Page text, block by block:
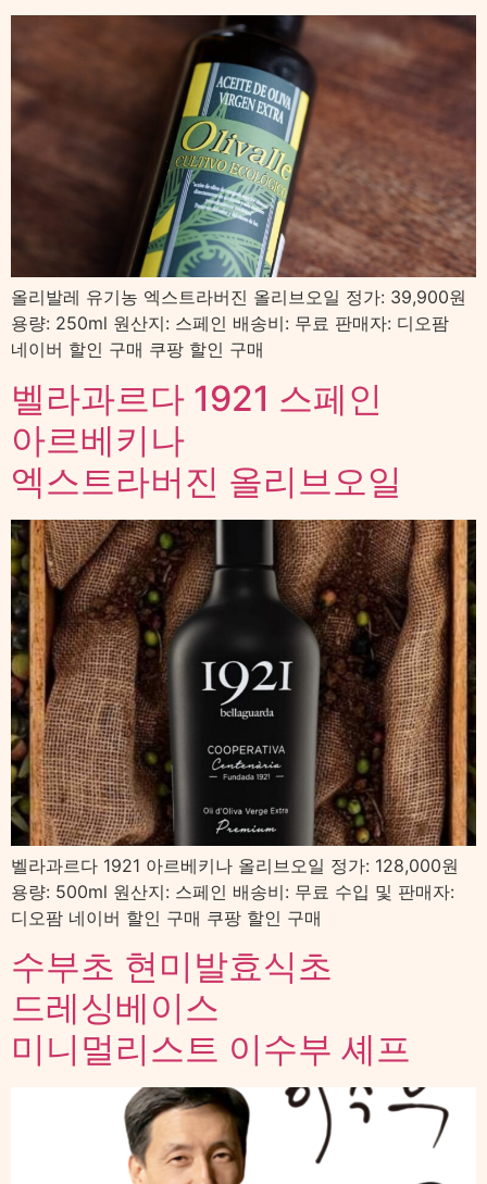
올리발레 유기농 엑스트라버진 올리브오일 정가: 39,900원
용량: 250ml 원산지: 스페인 배송비: 무료 판매자: 디오팜
네이버 할인 구매 쿠팡 할인 구매
벨라과르다 1921 스페인
아르베키나
엑스트라버진 올리브오일
벨라과르다 1921 아르베키나 올리브오일 정가: 128,000원
용량: 500ml 원산지: 스페인 배송비: 무료 수입 및 판매자:
디오팜 네이버 할인 구매 쿠팡 할인 구매
수부초 현미발효식초
드레싱베이스
미니멀리스트 이수부 셰프